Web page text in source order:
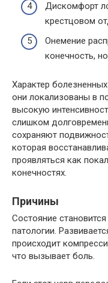
Дискомфорт
крестцовом
Онемение
конечность,
Характер
они локализованы в
высокую
слишком
сохраняют
которая
проявляться как
конечностях.
Причины
Состояние
патологии.
происходит
что вызывает боль.